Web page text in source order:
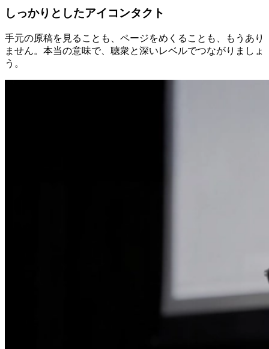
しっかりとしたアイコンタクト
手元の原稿を見ることも、ページをめくることも、もうあり
ません。本当の意味で、聴衆と深いレベルでつながりましょ
う。